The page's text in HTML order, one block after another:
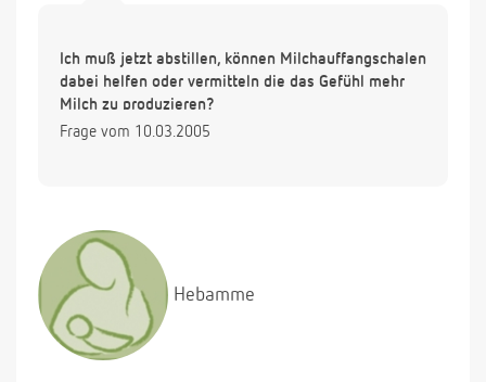
Ich muß jetzt abstillen, können Milchauffangschalen
dabei helfen oder vermitteln die das Gefühl mehr
Milch zu produzieren?
Frage vom 10.03.2005
Hebamme